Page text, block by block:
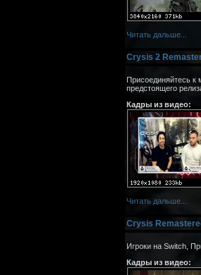
Читать дальше...
Crysis 2
Присоединяйтесь к
предстоящего
Кадры из видео:
Читать дальше...
Crysis
Игроки на Switch,
Кадры из видео: